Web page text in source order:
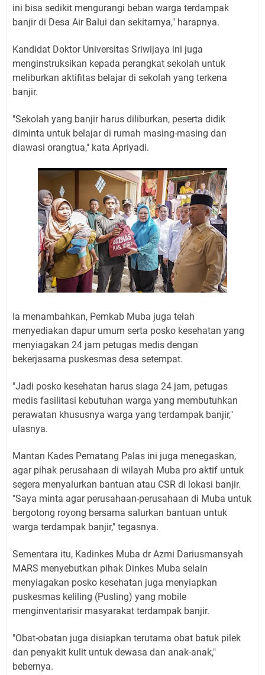
ini bisa sedikit mengurangi beban warga terdampak
banjir di Desa Air Balui dan sekitarnya," harapnya.
Kandidat Doktor Universitas Sriwijaya ini juga
menginstruksikan kepada perangkat sekolah untuk
meliburkan aktifitas belajar di sekolah yang terkena
banjir.
"Sekolah yang banjir harus diliburkan, peserta didik
diminta untuk belajar di rumah masing-masing dan
diawasi orangtua," kata Apriyadi.
Ia menambahkan, Pemkab Muba juga telah
menyediakan dapur umum serta posko kesehatan yang
menyiagakan 24 jam petugas medis dengan
bekerjasama puskesmas desa setempat.
"Jadi posko kesehatan harus siaga 24 jam, petugas
medis fasilitasi kebutuhan warga yang membutuhkan
perawatan khususnya warga yang terdampak banjir,"
ulasnya.
Mantan Kades Pematang Palas ini juga menegaskan,
agar pihak perusahaan di wilayah Muba pro aktif untuk
segera menyalurkan bantuan atau CSR di lokasi banjir.
"Saya minta agar perusahaan-perusahaan di Muba untuk
bergotong royong bersama salurkan bantuan untuk
warga terdampak banjir," tegasnya.
Sementara itu, Kadinkes Muba dr Azmi Dariusmansyah
MARS menyebutkan pihak Dinkes Muba selain
menyiagakan posko kesehatan juga menyiapkan
puskesmas keliling (Pusling) yang mobile
menginventarisir masyarakat terdampak banjir.
"Obat-obatan juga disiapkan terutama obat batuk pilek
dan penyakit kulit untuk dewasa dan anak-anak,"
bebernya.